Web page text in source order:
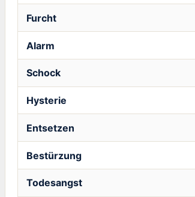
Furcht
Alarm
Schock
Hysterie
Entsetzen
Bestürzung
Todesangst